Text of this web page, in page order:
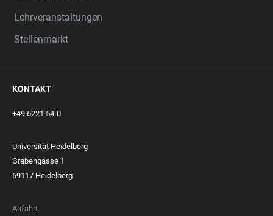
Lehrveranstaltungen
Stellenmarkt
KONTAKT
+49 6221 54-0
Universität Heidelberg
Grabengasse 1
69117 Heidelberg
Anfahrt